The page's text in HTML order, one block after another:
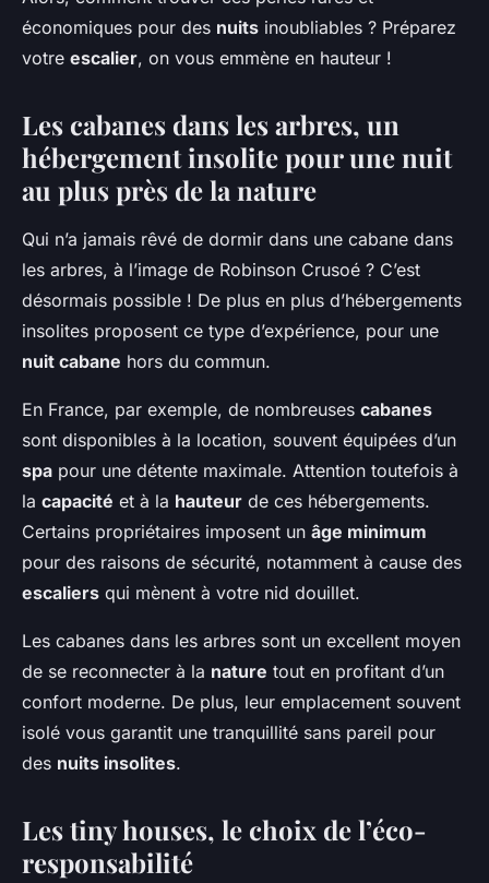
économiques pour des nuits inoubliables ? Préparez
votre escalier, on vous emmène en hauteur !
Les cabanes dans les arbres, un
hébergement insolite pour une nuit
au plus près de la nature
Qui n’a jamais rêvé de dormir dans une cabane dans
les arbres, à l’image de Robinson Crusoé ? C’est
désormais possible ! De plus en plus d’hébergements
insolites proposent ce type d’expérience, pour une
nuit cabane hors du commun.
En France, par exemple, de nombreuses cabanes
sont disponibles à la location, souvent équipées d’un
spa pour une détente maximale. Attention toutefois à
la capacité et à la hauteur de ces hébergements.
Certains propriétaires imposent un âge minimum
pour des raisons de sécurité, notamment à cause des
escaliers qui mènent à votre nid douillet.
Les cabanes dans les arbres sont un excellent moyen
de se reconnecter à la nature tout en profitant d’un
confort moderne. De plus, leur emplacement souvent
isolé vous garantit une tranquillité sans pareil pour
des nuits insolites.
Les tiny houses, le choix de l’éco-
responsabilité